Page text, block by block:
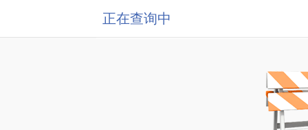
正在查询中